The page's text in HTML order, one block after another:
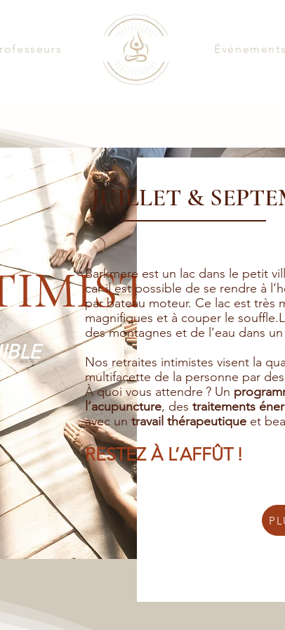
Événements
JUILLET &
Barkmere est un lac dans le petit
car il est possible de se rendre à
par bateau moteur. Ce lac est très
magnifiques et à couper le
des montagnes et de l’eau dans
Nos retraites intimistes visent la
multifacette de la personne par
À quoi vous attendre ? Un
l’acupuncture, destraitements
avec untravail thérapeutique et
RESTEZ À L’AFFÛT !